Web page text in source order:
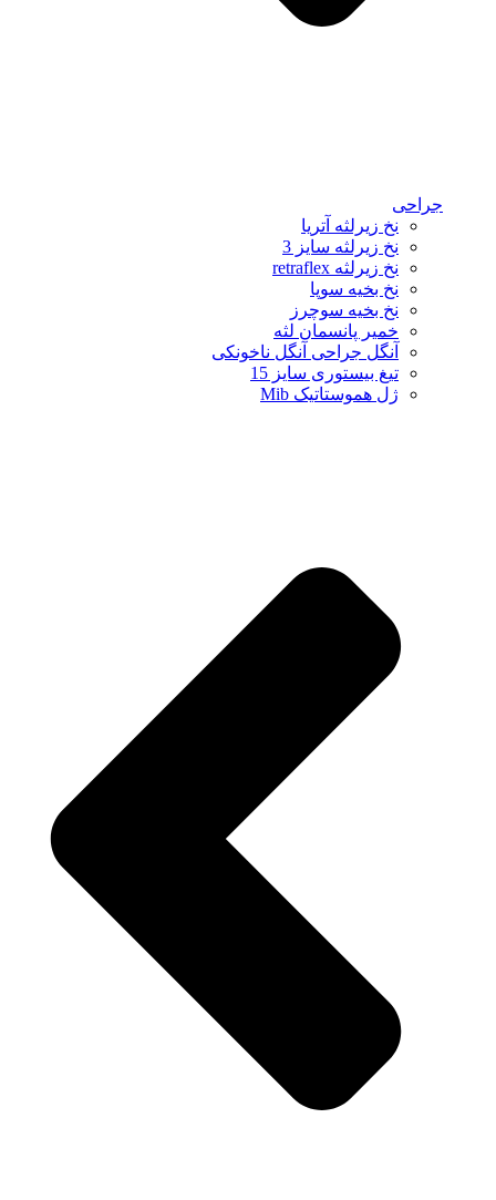
جراحی
نخ زیرلثه آتریا
نخ زیرلثه سایز 3
نخ زیرلثه retraflex
نخ بخیه سوپا
نخ بخیه سوچرز
خمیر پانسمان لثه
آنگل جراحی آنگل ناخونکی
تیغ بیستوری سایز 15
ژل هموستاتیک Mib